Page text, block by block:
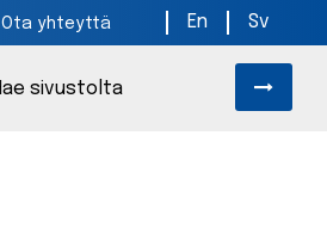
Ota yhteyttä En Sv